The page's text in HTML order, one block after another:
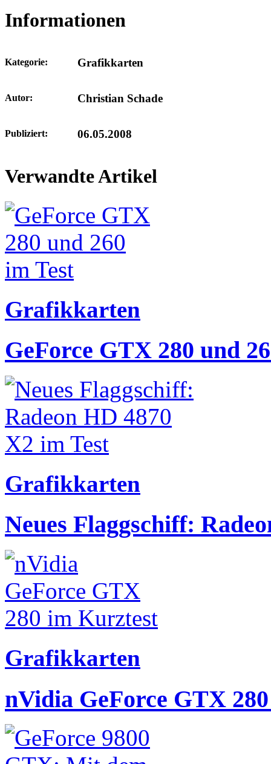
Informationen
Kategorie: Grafikkarten
Autor: Christian Schade
Publiziert: 06.05.2008
Verwandte Artikel
Grafikkarten
GeForce GTX 280 und
Grafikkarten
Neues Flaggschiff:
Grafikkarten
nVidia GeForce GTX